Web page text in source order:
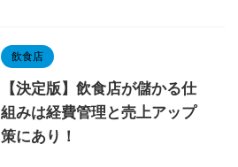
飲食店
【決定版】飲食店が儲かる仕
組みは経費管理と売上アップ
策にあり！